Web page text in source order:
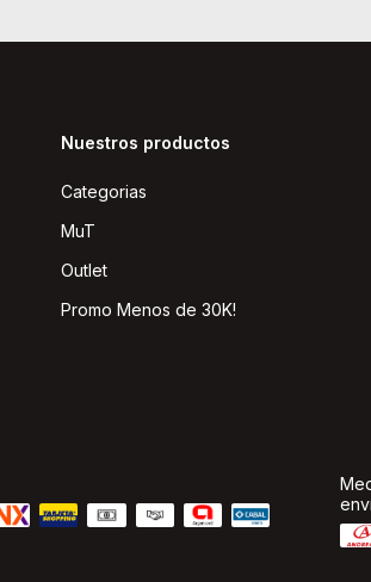
Nuestros productos
Categorias
MuT
Outlet
Promo Menos de 30K!